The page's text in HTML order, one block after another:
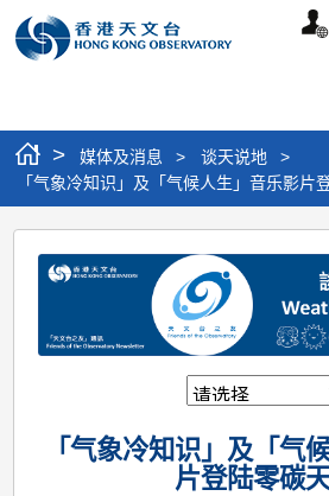
个
> 媒体及消息 > 谈天说地
>
「气象冷知识」及「气候人生」音乐影片
「气
知
「气「气象冷知识」及「气
片登陆零碳